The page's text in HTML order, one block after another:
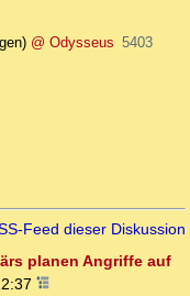
@ Odysseus 5403
Feed dieser Diskussion
planen Angriffe auf